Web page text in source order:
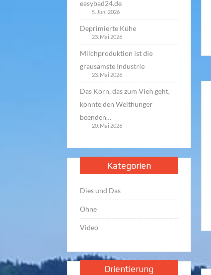
easybad24.de
5. Juni 2026
Deprimierte Kühe
23. Mai 2026
Milchproduktion ist die
grausamste Industrie
23. Mai 2026
Das Korn, das zum Vieh geht,
könnte den Welthunger
beenden…
20. Mai 2026
Kategorien
Dies und Das
Ohne
Video
Orientierung